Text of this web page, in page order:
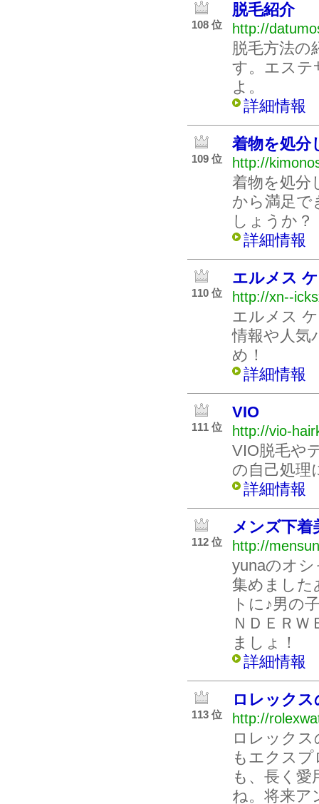
108 位
脱毛紹介
http://
脱毛方法の
す。エステ
よ。
詳細情報
109 位
着物を処分
http://
着物を処分
から満足で
しょうか？
詳細情報
110 位
エルメス
http://xn--
エルメス
情報や人気
め！
詳細情報
111 位
VIO
http://vio-
VIO脱毛や
の自己処理
詳細情報
112 位
メンズ下着
http://
yunaのオ
集めました
トに♪男の
ＮＤＥＲ
ましょ！
詳細情報
113 位
ロレック
http://
ロレック
もエクス
も、長く
ね。将来ア